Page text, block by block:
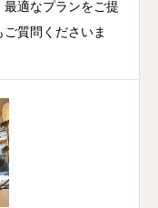
適なプランをご提
質問くださいま